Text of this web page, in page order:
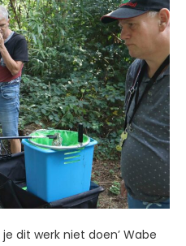
dit werk niet doen’ Wabe